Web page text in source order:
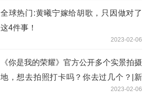
全球热门:黄曦宁嫁给胡歌，只因做对了
这4件事！
2023-02-06
《你是我的荣耀》官方公开多个实景拍摄
地，想去拍照打卡吗？你去过几个？|新
2023-02-06